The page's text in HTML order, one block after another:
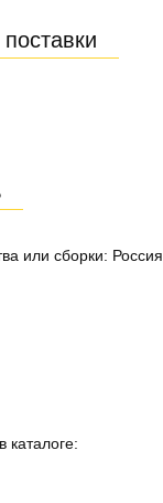
или сборки: Россия
каталоге: